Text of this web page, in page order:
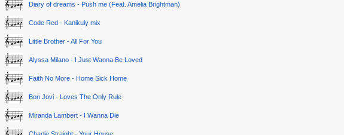
Diary of dreams - Push me (Feat. Amelia Brightman)
Code Red - Kanikuly mix
Little Brother - All For You
Alyssa Milano - I Just Wanna Be Loved
Faith No More - Home Sick Home
Bon Jovi - Loves The Only Rule
Miranda Lambert - I Wanna Die